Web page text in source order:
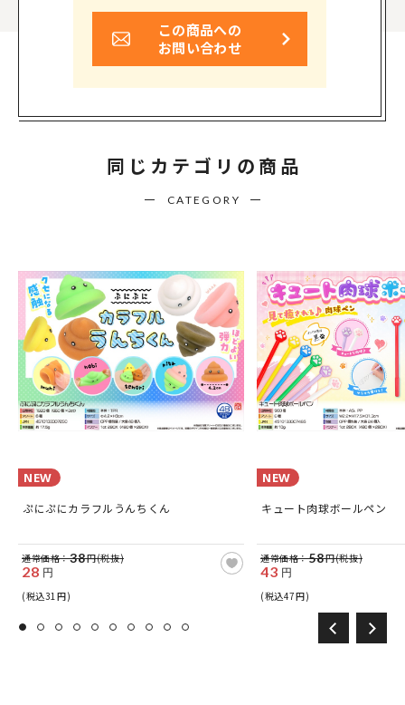
この商品への
お問い合わせ
同じカテゴリの商品
CATEGORY
NEW
ぷにぷにカラフルうんちくん
通常価格：38円(税抜)
28 円
(税込31円)
NEW
キュート肉球ボールペン
通常価格：58円(税抜)
43 円
(税込47円)